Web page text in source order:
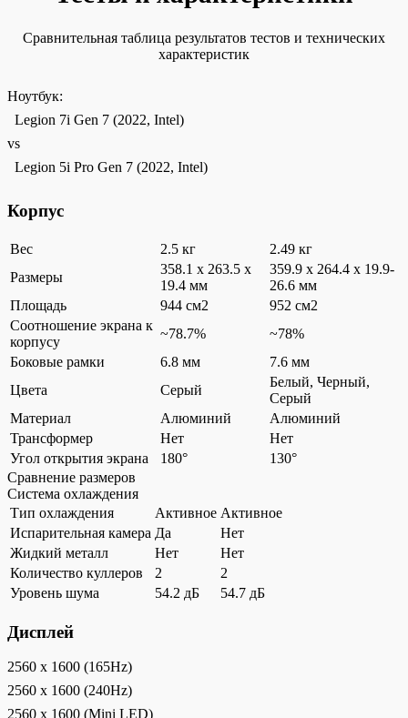
Сравнительная таблица результатов тестов и технических
характеристик
Ноутбук:
Legion 7i Gen 7 (2022, Intel)
vs
Legion 5i Pro Gen 7 (2022, Intel)
Корпус
Вес 2.5 кг
2.49 кг
Размеры
358.1 x 263.5 x
19.4 мм
359.9 x 264.4 x 19.9-
26.6 мм
Площадь
944 см2
952 см2
Соотношение экрана к
корпусу
~78.7%
~78%
Боковые рамки
6.8 мм
7.6 мм
Цвета
Серый
Белый, Черный,
Серый
Материал
Алюминий
Алюминий
Трансформер
Нет
Нет
Угол открытия экрана
180°
130°
Сравнение размеров
Система охлаждения
Тип охлаждения
Активное Активное
Испарительная камера Да
Нет
Жидкий металл
Нет
Нет
Количество куллеров
2
2
Уровень шума
54.2 дБ 54.7 дБ
Дисплей
2560 x 1600 (165Hz)
2560 x 1600 (240Hz)
2560 x 1600 (Mini LED)